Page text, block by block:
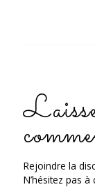
Rejoindre la
N’hésitez pas à